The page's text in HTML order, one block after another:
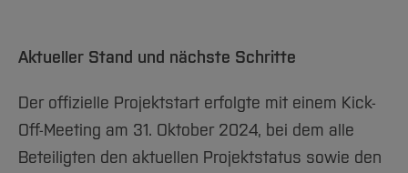
Aktueller Stand und nächste Schritte
Der offizielle Projektstart erfolgte mit einem Kick-
Off-Meeting am 31. Oktober 2024, bei dem alle
Beteiligten den aktuellen Projektstatus sowie den